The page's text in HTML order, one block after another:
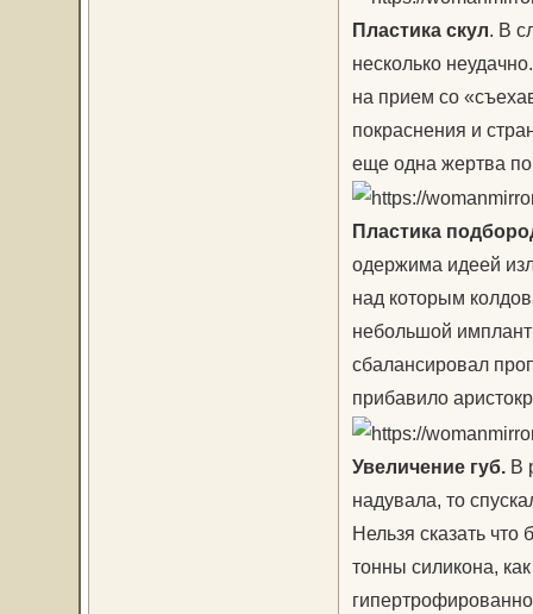
Пластика скул. В
несколько
на прием со
покраснения и
еще одна жертва
Пластика
одержима идеей
над которым
небольшой имплант
сбалансировал
прибавило
Увеличение губ.В
надувала, то
Нельзя сказать
тонны силикона,